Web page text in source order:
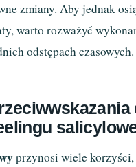
zmiany. Aby jednak
warto rozważyć
odstępach czasowych.
przynosi wiele korzyści,